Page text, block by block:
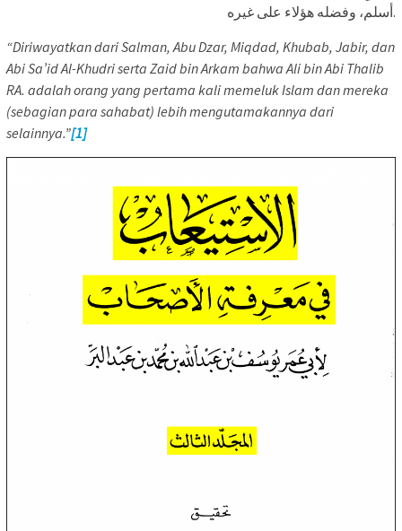
أسلم، وفضله هؤلاء على غیره.
“Diriwayatkan dari Salman, Abu Dzar, Miqdad, Khubab, Jabir, dan
Abi Sa’id Al-Khudri serta Zaid bin Arkam bahwa Ali bin Abi Thalib
RA. adalah orang yang pertama kali memeluk Islam dan mereka
(sebagian para sahabat) lebih mengutamakannya dari
selainnya.”[1]